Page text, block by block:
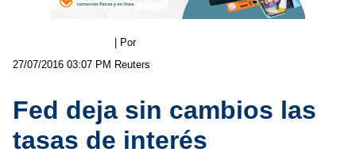
27/07/2016 03:07 PM
| Por
Reuters
Fed deja sin cambios las
tasas de interés